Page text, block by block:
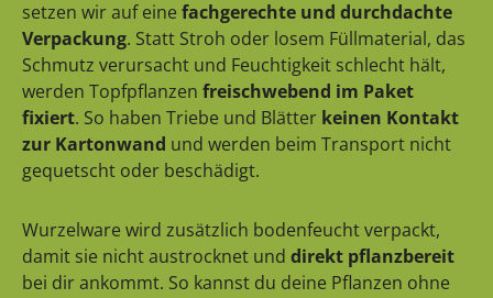
setzen wir auf eine fachgerechte und durchdachte
Verpackung. Statt Stroh oder losem Füllmaterial, das
Schmutz verursacht und Feuchtigkeit schlecht hält,
werden Topfpflanzen freischwebend im Paket
fixiert. So haben Triebe und Blätter keinen Kontakt
zur Kartonwand und werden beim Transport nicht
gequetscht oder beschädigt.
Wurzelware wird zusätzlich bodenfeucht verpackt,
damit sie nicht austrocknet und direkt pflanzbereit
bei dir ankommt. So kannst du deine Pflanzen ohne